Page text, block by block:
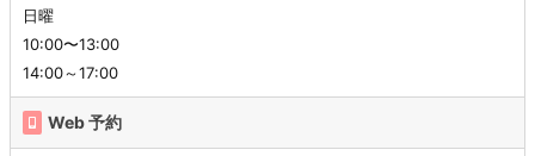
日曜
10:00〜13:00
14:00～17:00
Web 予約